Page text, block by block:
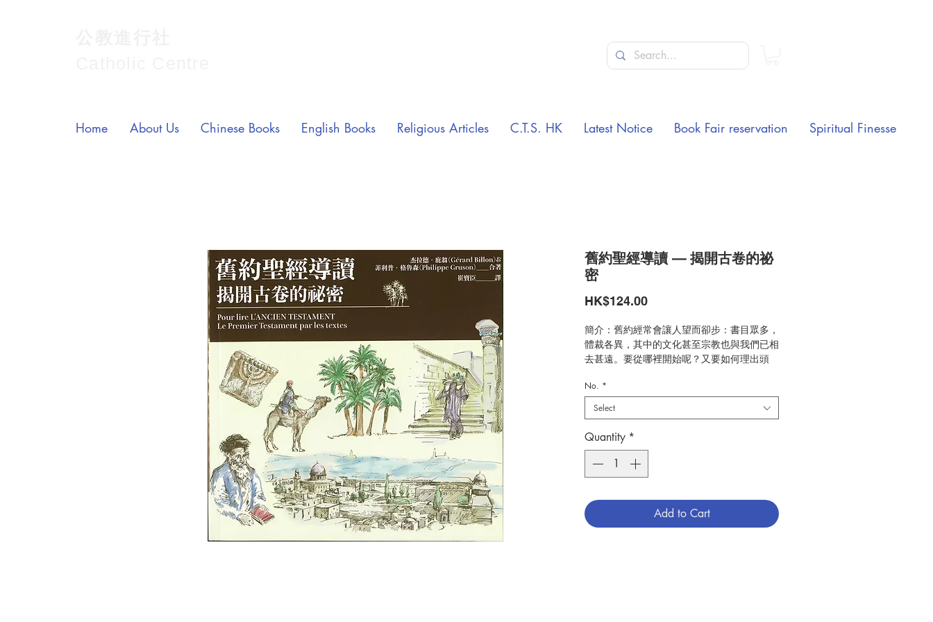
舊約聖經導讀 — 揭開古卷的祕
密
HK$124.00Price
簡介：舊約經常會讓人望而卻步：書目眾多，
體裁各異，其中的文化甚至宗教也與我們已相
去甚遠。要從哪裡開始呢？又要如何理出頭
必要的。
從沙邦傑（Etienne Charpentier）的《舊約
導覽》問世後，已過去數十年，而這期間眾多
學者專家的研究可謂碩果豐盈。歷史學者、考
古學者、聖經詮釋學者以及神學家，不斷找到
新的內容，讓我們對聖經及其古代近東的背
景，有一個更為全面的認知與理解。
給行者所需要的指示，按照情況建議給人探索
的路徑。本書的兩位作者正是按照這一精神而
No. *
Select
Quantity *
Add to Cart
Home About Us Chinese Books English Books Religious Articles C.T.S. HK Latest Notice Book Fair reservation Spiritual Finesse